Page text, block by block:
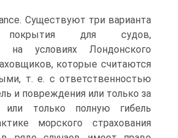
Существуют три варианта
покрытия для судов,
на условиях Лондонского
которые считаются
т. е. с ответственностью
и повреждения или только за
или только полную гибель
морского страхования